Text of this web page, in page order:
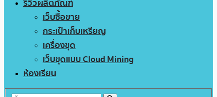
รีวิวผลิตภัณฑ์
เว็บซื้อขาย
กระเป๋าเก็บเหรียญ
เครื่องขุด
เว็บขุดแบบ Cloud Mining
ห้องเรียน